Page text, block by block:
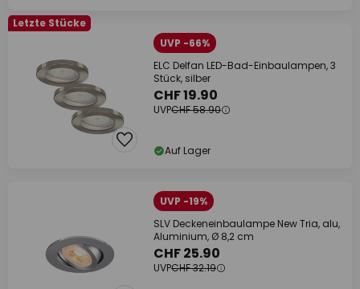
Letzte Stücke
UVP -66%
ELC Delfan LED-Bad-Einbaulampen, 3
Stück, silber
CHF 19.90
UVPCHF 58.90
Auf Lager
UVP -19%
SLV Deckeneinbaulampe New Tria, alu,
Aluminium, Ø 8,2 cm
CHF 25.90
UVPCHF 32.19